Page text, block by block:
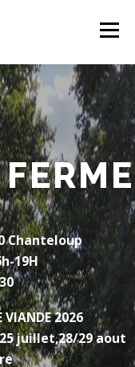
Menu
PRODUITS
ECO-PÂTURAGE
Chanteloup
19H
VIANDE 2026
juillet,28/29 aout